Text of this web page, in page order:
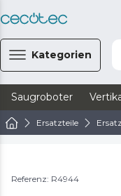
Kategorien
Saugroboter
Ersatzteile
Referenz: R4944